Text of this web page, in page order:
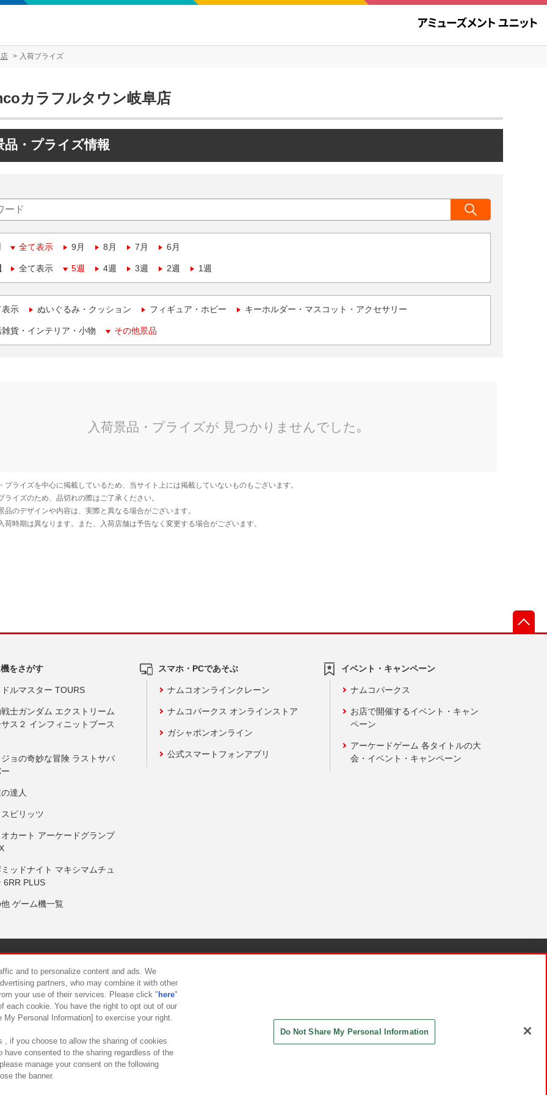
入荷プライズ
カラフルタウン岐阜店
品・プライズ情報
全て表示 9月 8月 7月 6月
全て表示 5週 4週 3週 2週 1週
表示 ぬいぐるみ・クッション フィギュア・ホビー キーホルダー・マスコット・アクセサリー
貨・インテリア・小物 その他景品
をさがす
ルマスター TOURS
士ガンダム エクストリーム
ス２ インフィニットブース
ョの奇妙な冒険 ラストサバ
達人
ピリッツ
カート アーケードグランプ
ッドナイト マキシマムチュ
6RR PLUS
ゲーム機一覧
スマホ・PCであそぶ
ナムコオンラインクレーン
ナムコパークス オンラインストア
ガシャポンオンライン
公式スマートフォンアプリ
イベント・キャンペーン
ナムコパークス
お店で開催するイベント・キャン
ペーン
アーケードゲーム 各タイトルの大
会・イベント・キャンペーン
について カスタマーハラスメント対応方針
and to personalize content and ads. We
partners, who may combine it with other
your use of their services. Please click " here"
each cookie. You have the right to opt out of our
Personal Information] to exercise your right.
, if you choose to allow the sharing of cookies
have consented to the sharing regardless of the
manage your consent on the following
the banner.
Do Not Share My Personal Information